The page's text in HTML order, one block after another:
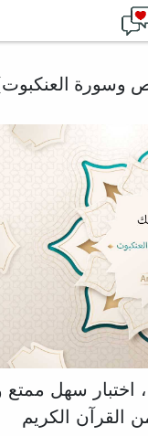
وسورة
سهل
القرآن الكريم